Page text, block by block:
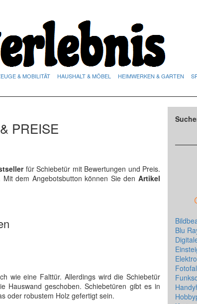
& MOBILITÄT HAUSHALT & MÖBEL HEIMWERKEN & GARTEN
PREISE
für Schiebetür mit Bewertungen und Preis.
dem Angebotsbutton können Sie den Artikel
wie eine Falttür. Allerdings wird die Schiebetür
Hauswand geschoben. Schiebetüren gibt es in
oder robustem Holz gefertigt sein.
Blu